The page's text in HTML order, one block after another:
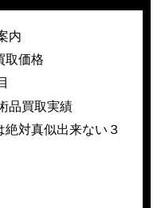
内
取価格
品買取実績
絶対真似出来ない３